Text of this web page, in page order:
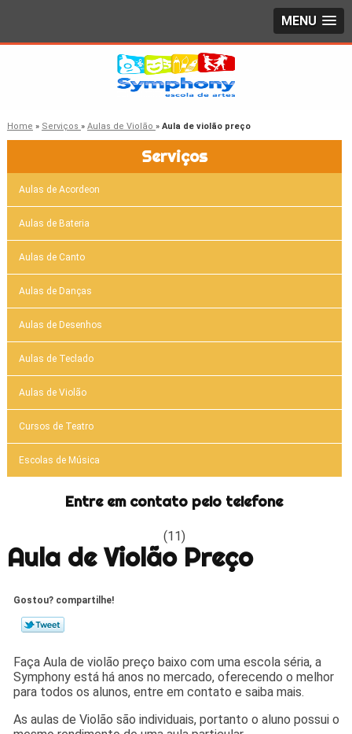
MENU
Home » Serviços » Aulas de Violão » Aula de violão preço
Serviços
Aulas de Acordeon
Aulas de Bateria
Aulas de Canto
Aulas de Danças
Aulas de Desenhos
Aulas de Teclado
Aulas de Violão
Cursos de Teatro
Escolas de Música
Entre em contato pelo telefone
(11)
Aula de Violão Preço
Gostou? compartilhe!
Faça Aula de violão preço baixo com uma escola séria, a
Symphony está há anos no mercado, oferecendo o melhor
para todos os alunos, entre em contato e saiba mais.
As aulas de Violão são individuais, portanto o aluno possui o